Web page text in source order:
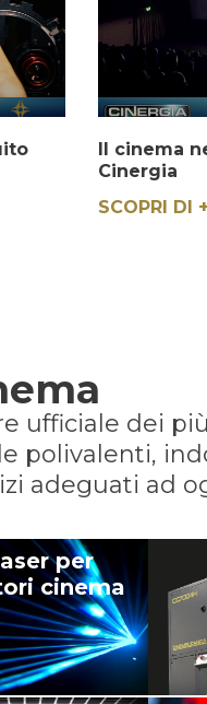
Il cinema
Cinergia
SCOPRI DI +
ufficiale dei
polivalenti,
adeguati ad
per
cinema